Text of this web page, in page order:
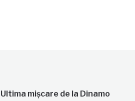
Ultima mișcare de la Dinamo